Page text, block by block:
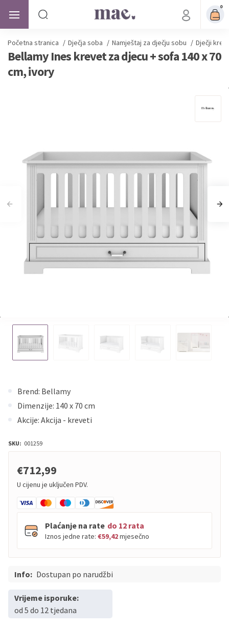
0
Početna stranica / Dječja soba / Namještaj za dječju sobu / Dječji
Bellamy Ines krevet za djecu + sofa 140 x 70
cm, ivory
Brend: Bellamy
Dimenzije: 140 x 70 cm
Akcije: Akcija - kreveti
SKU: 001259
€712,99
U cijenu je uključen PDV.
Plaćanje na rate do 12 rata
Iznos jedne rate: €59,42mjesečno
PBZ Visa
Erste
Info: Dostupan po narudžbi
Vrijeme isporuke:
od 5 do 12 tjedana